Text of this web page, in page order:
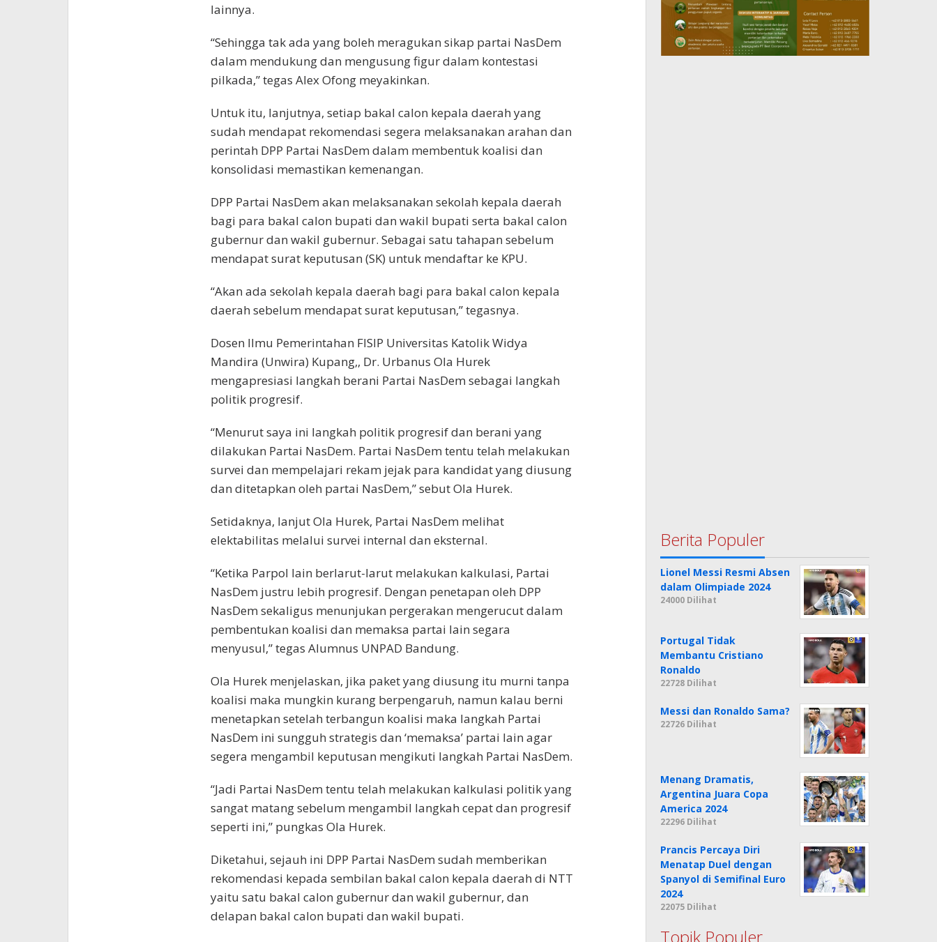
lainnya.
“Sehingga tak ada yang boleh meragukan sikap partai NasDem
dalam mendukung dan mengusung figur dalam kontestasi
pilkada,” tegas Alex Ofong meyakinkan.
Untuk itu, lanjutnya, setiap bakal calon kepala daerah yang
sudah mendapat rekomendasi segera melaksanakan arahan dan
perintah DPP Partai NasDem dalam membentuk koalisi dan
konsolidasi memastikan kemenangan.
DPP Partai NasDem akan melaksanakan sekolah kepala daerah
bagi para bakal calon bupati dan wakil bupati serta bakal calon
gubernur dan wakil gubernur. Sebagai satu tahapan sebelum
mendapat surat keputusan (SK) untuk mendaftar ke KPU.
“Akan ada sekolah kepala daerah bagi para bakal calon kepala
daerah sebelum mendapat surat keputusan,” tegasnya.
Dosen Ilmu Pemerintahan FISIP Universitas Katolik Widya
Mandira (Unwira) Kupang,, Dr. Urbanus Ola Hurek
mengapresiasi langkah berani Partai NasDem sebagai langkah
politik progresif.
“Menurut saya ini langkah politik progresif dan berani yang
dilakukan Partai NasDem. Partai NasDem tentu telah melakukan
survei dan mempelajari rekam jejak para kandidat yang diusung
dan ditetapkan oleh partai NasDem,” sebut Ola Hurek.
Setidaknya, lanjut Ola Hurek, Partai NasDem melihat
elektabilitas melalui survei internal dan eksternal.
“Ketika Parpol lain berlarut-larut melakukan kalkulasi, Partai
NasDem justru lebih progresif. Dengan penetapan oleh DPP
NasDem sekaligus menunjukan pergerakan mengerucut dalam
pembentukan koalisi dan memaksa partai lain segara
menyusul,” tegas Alumnus UNPAD Bandung.
Ola Hurek menjelaskan, jika paket yang diusung itu murni tanpa
koalisi maka mungkin kurang berpengaruh, namun kalau berni
menetapkan setelah terbangun koalisi maka langkah Partai
NasDem ini sungguh strategis dan ‘memaksa’ partai lain agar
segera mengambil keputusan mengikuti langkah Partai NasDem.
“Jadi Partai NasDem tentu telah melakukan kalkulasi politik yang
sangat matang sebelum mengambil langkah cepat dan progresif
seperti ini,” pungkas Ola Hurek.
Diketahui, sejauh ini DPP Partai NasDem sudah memberikan
rekomendasi kepada sembilan bakal calon kepala daerah di NTT
yaitu satu bakal calon gubernur dan wakil gubernur, dan
delapan bakal calon bupati dan wakil bupati.
Berita Populer
Lionel Messi Resmi Absen
dalam Olimpiade 2024
24000 Dilihat
Portugal Tidak
Membantu Cristiano
Ronaldo
22728 Dilihat
Messi dan Ronaldo Sama?
22726 Dilihat
Menang Dramatis,
Argentina Juara Copa
America 2024
22296 Dilihat
Prancis Percaya Diri
Menatap Duel dengan
Spanyol di Semifinal Euro
2024
22075 Dilihat
Topik Populer